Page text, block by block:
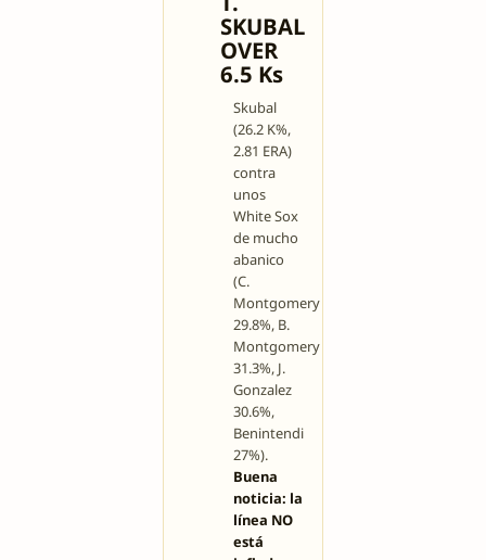
SKUBAL
OVER
6.5 Ks
Skubal
(26.2 K%,
2.81 ERA)
contra
unos
White Sox
de mucho
abanico
(C.
Montgomery
29.8%, B.
Montgomery
31.3%, J.
Gonzalez
30.6%,
Benintendi
27%).
Buena
noticia: la
línea NO
está